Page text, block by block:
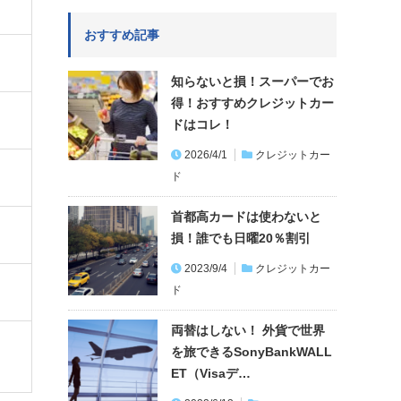
おすすめ記事
知らないと損！スーパーでお
得！おすすめクレジットカー
ドはコレ！
2026/4/1
クレジットカー
ド
首都高カードは使わないと
損！誰でも日曜20％割引
2023/9/4
クレジットカー
ド
両替はしない！ 外貨で世界
を旅できるSonyBankWALL
ET（Visaデ…